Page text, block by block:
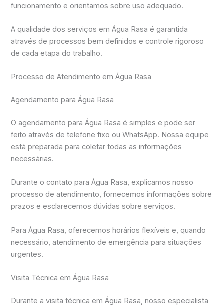
funcionamento e orientamos sobre uso adequado.
A qualidade dos serviços em Água Rasa é garantida
através de processos bem definidos e controle rigoroso
de cada etapa do trabalho.
Processo de Atendimento em Água Rasa
Agendamento para Água Rasa
O agendamento para Água Rasa é simples e pode ser
feito através de telefone fixo ou WhatsApp. Nossa equipe
está preparada para coletar todas as informações
necessárias.
Durante o contato para Água Rasa, explicamos nosso
processo de atendimento, fornecemos informações sobre
prazos e esclarecemos dúvidas sobre serviços.
Para Água Rasa, oferecemos horários flexíveis e, quando
necessário, atendimento de emergência para situações
urgentes.
Visita Técnica em Água Rasa
Durante a visita técnica em Água Rasa, nosso especialista